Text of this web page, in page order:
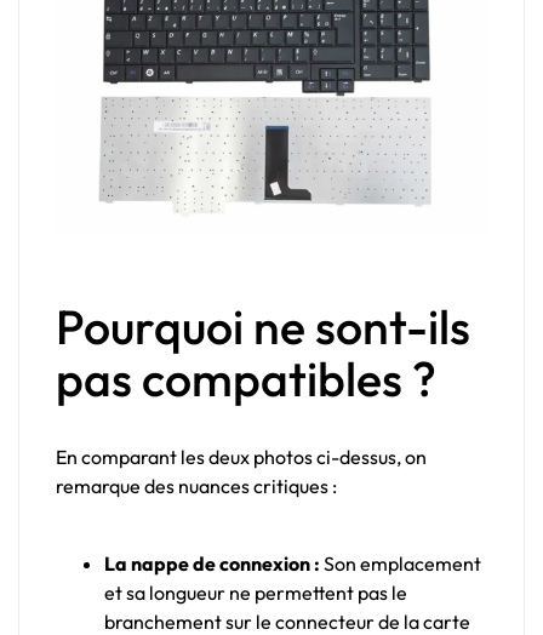
Pourquoi ne sont-ils
pas compatibles ?
En comparant les deux photos ci-dessus, on
remarque des nuances critiques :
La nappe de connexion : Son emplacement
et sa longueur ne permettent pas le
branchement sur le connecteur de la carte